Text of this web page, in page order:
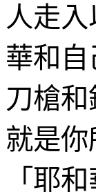
人走
華和
刀槍
就是
「耶